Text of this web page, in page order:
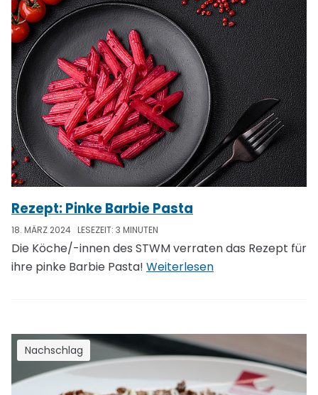
Rezept: Pinke Barbie Pasta
18. MÄRZ 2024 LESEZEIT: 3 MINUTEN
Die Köche/-innen des STWM verraten das Rezept für
ihre pinke Barbie Pasta! Weiterlesen
Nachschlag